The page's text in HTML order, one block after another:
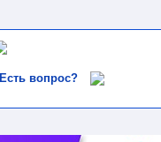
Есть вопрос?